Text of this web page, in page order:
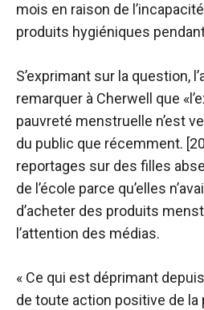
mois en raison de
produits hygiéniques
S’exprimant sur la question,
remarquer à Cherwell que
pauvreté menstruelle n’est
du public que récemment.
reportages sur des filles
de l’école parce qu’elles
d’acheter des produits
l’attention des médias.
« Ce qui est déprimant
de toute action positive de la